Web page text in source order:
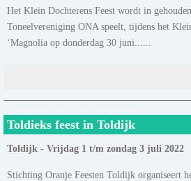
Het Klein Dochterens Feest wordt in
Toneelvereniging ONA speelt, tijdens het
‘Magnolia op donderdag 30 juni......
Toldieks feest in Toldijk
Toldijk - Vrijdag 1 t/m zondag 3 juli 2022
Stichting Oranje Feesten Toldijk organiseert